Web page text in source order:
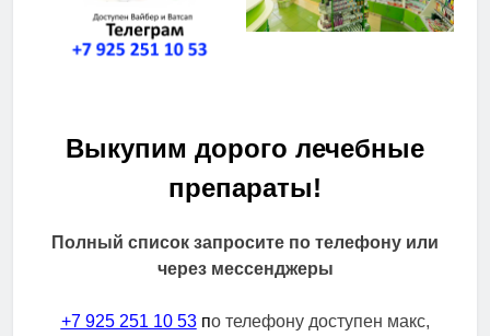
Выкупим дорого лечебные
препараты!
Полный список запросите по телефону или
через мессенджеры
+7 925 251 10 53по телефону доступен макс,